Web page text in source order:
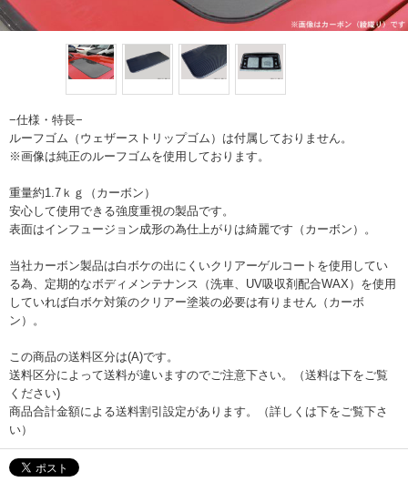
−仕様・特長−
ルーフゴム（ウェザーストリップゴム）は付属しておりません。
※画像は純正のルーフゴムを使用しております。
重量約1.7ｋｇ（カーボン）
安心して使用できる強度重視の製品です。
表面はインフュージョン成形の為仕上がりは綺麗です（カーボン）。
当社カーボン製品は白ボケの出にくいクリアーゲルコートを使用してい
る為、定期的なボディメンテナンス（洗車、UV吸収剤配合WAX）を使用
していれば白ボケ対策のクリアー塗装の必要は有りません（カーボ
ン）。
この商品の送料区分は(A)です。
送料区分によって送料が違いますのでご注意下さい。（送料は下をご覧
ください)
商品合計金額による送料割引設定があります。（詳しくは下をご覧下さ
い）